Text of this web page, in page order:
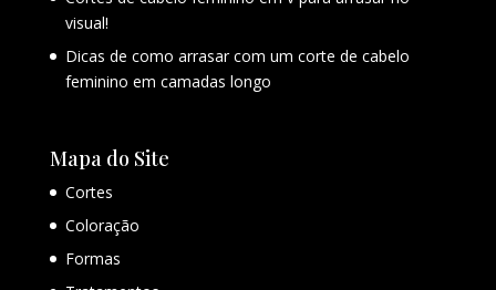
visual!
Dicas de como arrasar com um corte de cabelo
feminino em camadas longo
Mapa do Site
Cortes
Coloração
Formas